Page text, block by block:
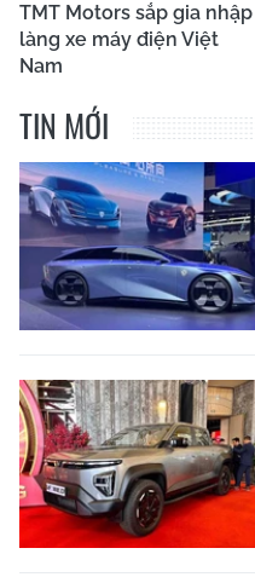
TMT Motors sắp gia nhập
làng xe máy điện Việt
Nam
TIN MỚI